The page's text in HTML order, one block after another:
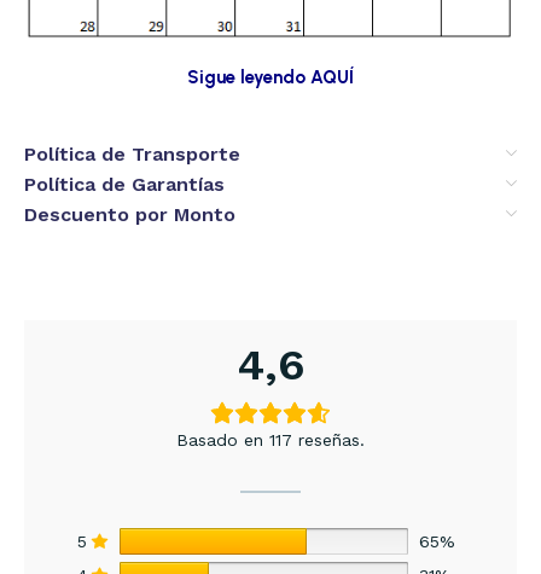
Sigue leyendo AQUÍ
Política de Transporte
Política de Garantías
Descuento por Monto
4,6
Basado en 117 reseñas.
5
65%